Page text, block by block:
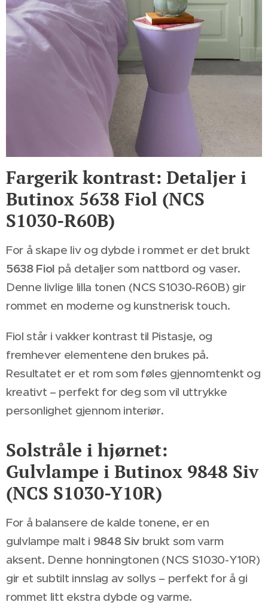
Fargerik kontrast: Detaljer i
Butinox 5638 Fiol (NCS
S1030-R60B)
For å skape liv og dybde i rommet er det brukt
5638 Fiol på detaljer som nattbord og vaser.
Denne livlige lilla tonen (NCS S1030-R60B) gir
rommet en moderne og kunstnerisk touch.
Fiol står i vakker kontrast til Pistasje, og
fremhever elementene den brukes på.
Resultatet er et rom som føles gjennomtenkt og
kreativt – perfekt for deg som vil uttrykke
personlighet gjennom interiør.
Solstråle i hjørnet:
Gulvlampe i Butinox 9848 Siv
(NCS S1030-Y10R)
For å balansere de kalde tonene, er en
gulvlampe malt i 9848 Siv brukt som varm
aksent. Denne honningtonen (NCS S1030-Y10R)
gir et subtilt innslag av sollys – perfekt for å gi
rommet litt ekstra dybde og varme.